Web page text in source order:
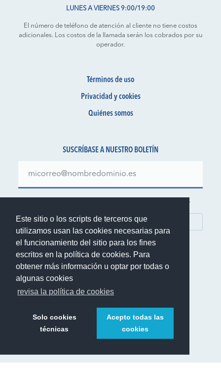
Este sitio o los scripts de terceros que
utilizamos usan las cookies necesarias para
el funcionamiento del sitio para los fines
escritos en la política de cookies. Para
obtener más información u optar por todas o
algunas cookies
revisa la política de cookies
Solo cookies
técnicas
Acepto todas las
cookies
LUNES A VIERNES 9:00/19:00
El número de teléfono de atención al cliente no tiene costos
adicionales. Los costos de la llamada serán los cobrados por su
operador.
Términos de uso
Privacidad y cookies
Quiénes somos
SUSCRÍBASE A NUESTRO BOLETÍN
Manténgase al día sobre nuestras ofertas y novedades.
SUBSCRIBIRSE
Rent.it®es una marca registrada de Rent.it Srl